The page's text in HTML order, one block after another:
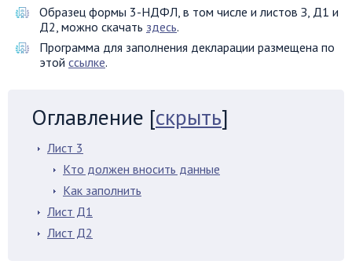
Образец формы 3-НДФЛ, в том числе и листов З, Д1 и
Д2, можно скачать здесь.
Программа для заполнения декларации размещена по
этой ссылке.
Оглавление [скрыть]
Лист 3
Кто должен вносить данные
Как заполнить
Лист Д1
Лист Д2